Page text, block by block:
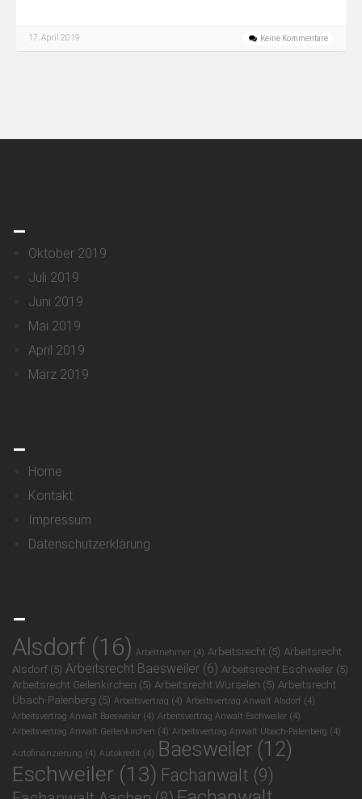
17. April 2019 Keine Kommentare
Oktober 2019
Juli 2019
Juni 2019
Mai 2019
April 2019
März 2019
Home
Kontakt
Impressum
Datenschutzerklärung
Alsdorf (16) Arbeitnehmer (4) Arbeitsrecht (5) Arbeitsrecht
Alsdorf (5) Arbeitsrecht Baesweiler (6) Arbeitsrecht Eschweiler (5)
Arbeitsrecht Geilenkirchen (5) Arbeitsrecht Würselen (5) Arbeitsrecht
Übach-Palenberg (5) Arbeitsvertrag (4) Arbeitsvertrag Anwalt Alsdorf (4)
Arbeitsvertrag Anwalt Baesweiler (4) Arbeitsvertrag Anwalt Eschweiler (4)
Arbeitsvertrag Anwalt Geilenkirchen (4) Arbeitsvertrag Anwalt Übach-Palenberg (4)
Autofinanzierung (4) Autokredit (4) Baesweiler (12)
Eschweiler (13) Fachanwalt (9)